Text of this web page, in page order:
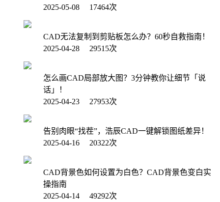
2025-05-08 17464次
CAD无法复制到剪贴板怎么办？60秒自救指南！
2025-04-28 29515次
怎么画CAD局部放大图？3分钟教你让细节「说
话」！
2025-04-23 27953次
告别肉眼“找茬”，浩辰CAD一键解锁图纸差异！
2025-04-16 20322次
CAD背景色如何设置为白色？CAD背景色变白实
操指南
2025-04-14 49292次